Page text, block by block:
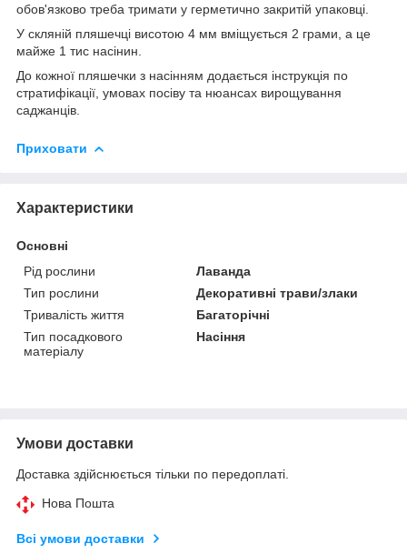
обов'язково треба тримати у герметично закритій упаковці.
У скляній пляшечці висотою 4 мм вміщується 2 грами, а це
майже 1 тис насінин.
До кожної пляшечки з насінням додається інструкція по
стратифікації, умовах посіву та нюансах вирощування
саджанців.
Приховати
Характеристики
Основні
Рід рослини
Лаванда
Тип рослини
Декоративні трави/злаки
Тривалість життя
Багаторічні
Тип посадкового
матеріалу
Насіння
Умови доставки
Доставка здійснюється тільки по передоплаті.
Нова Пошта
Всі умови доставки